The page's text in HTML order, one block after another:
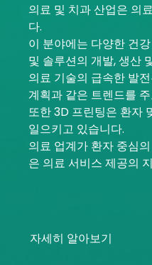
의료 및 치과 산업은 의
다.
이 분야에는 다양한 건
및 솔루션의 개발, 생산
의료 기술의 급속한 발
계획과 같은 트렌드를
또한 3D 프린팅은 환자
일으키고 있습니다.
의료 업계가 환자 중심
은 의료 서비스 제공의
자세히 알아보기